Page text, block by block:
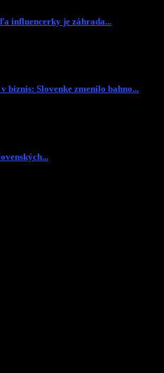
influencerky je záhrada...
biznis: Slovenke zmenilo bahno...